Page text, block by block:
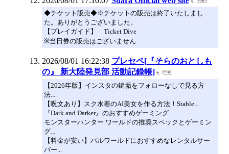
◆チケット販売◆※チケットの販売は終了いたしまし
た。ありがとうございました。
【プレイガイド】 Ticket Dive
※当日券の販売はございません
2026/08/01 16:22:38 プレセペ[『そらのおとしも
の』 新大陸発見部 活動記録帳]
【2026年版】インスタの鍵垢をフォローなしで見る方
法...
【呪文あり】スク水着のAI美女を作る方法！Stable...
『Dark and Darker』のおすすめゲーミング...
モンスターハンター ワールドの推奨スペックとゲーミン
グ...
【料金が安い】パルワールドにおすすめなレンタルサー
バー...